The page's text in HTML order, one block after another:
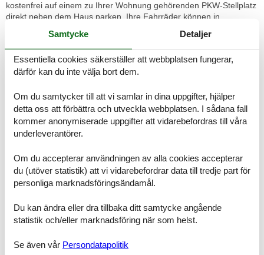
kostenfrei auf einem zu Ihrer Wohnung gehörenden PKW-Stellplatz
direkt neben dem Haus parken, Ihre Fahrräder können in
abgestellt werden. Sofern Sie keine eigenen Fahrräder mitbringen,
können Sie diese bei Interesse bei einem Fahrradverleih in
unmittelbarer Nähe Ihrer Wohnanlage mieten. Das Mitbringen von
Haustieren ist in dieser Wohnung leider nicht möglich! Das
Wohnung nicht gestattet, bitte benutzen Sie hierfür die Terrasse /
den Außenbereich. Vielen Dank für Ihr Verständnis! In dem in
unmittelbarer Nähe liegenden Restaurant „Feels“ (Anglersteig 2)
mit großer Außenterrasse haben Sie die Möglichkeit, von 08.00 –
12.00 Uhr lecker zu frühstücken oder sich am Abend mit
besonderen Cocktailspezialitäten verwöhnen zu lassen. Viele
weitere Gaststätten und Restaurants finden Sie in nächster
fußläufiger Umgebung. Ein Wäschepaket (komplette Bettwäsche –
Handtücher, ein Duschvorleger und ein Geschirrtuch) kann
kostenpflichtig als Erstausstattung dazu gebucht werden. Der
Nutzung mit mehr Personen ist für jede weitere Person ein Aufpreis
in Höhe von 10,00 € / Person / Nacht zu beachten. Abweichungen
Samtycke Detaljer
Essentiella cookies säkerställer att webbplatsen fungerar,
därför kan du inte välja bort dem.
Om du samtycker till att vi samlar in dina uppgifter, hjälper
detta oss att förbättra och utveckla webbplatsen. I sådana fall
kommer anonymiserade uppgifter att vidarebefordras till våra
underleverantörer.
Om du accepterar användningen av alla cookies accepterar
du (utöver statistik) att vi vidarebefordrar data till tredje part för
personliga marknadsföringsändamål.
Du kan ändra eller dra tillbaka ditt samtycke angående
statistik och/eller marknadsföring när som helst.
Se även vår Persondatapolitik